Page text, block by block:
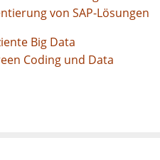
von SAP-Lösungen
Big Data
Coding und Data